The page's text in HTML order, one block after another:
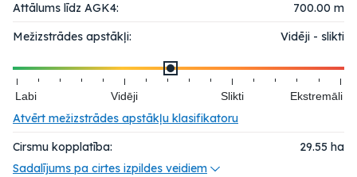
Attālums līdz AGK4:
700.00 m
Mežizstrādes apstākļi:
Vidēji - slikti
Labi Vidēji Slikti Ekstremāli
Atvērt mežizstrādes apstākļu klasifikatoru
Cirsmu kopplatība:
29.55 ha
Sadalījums pa cirtes izpildes veidiem